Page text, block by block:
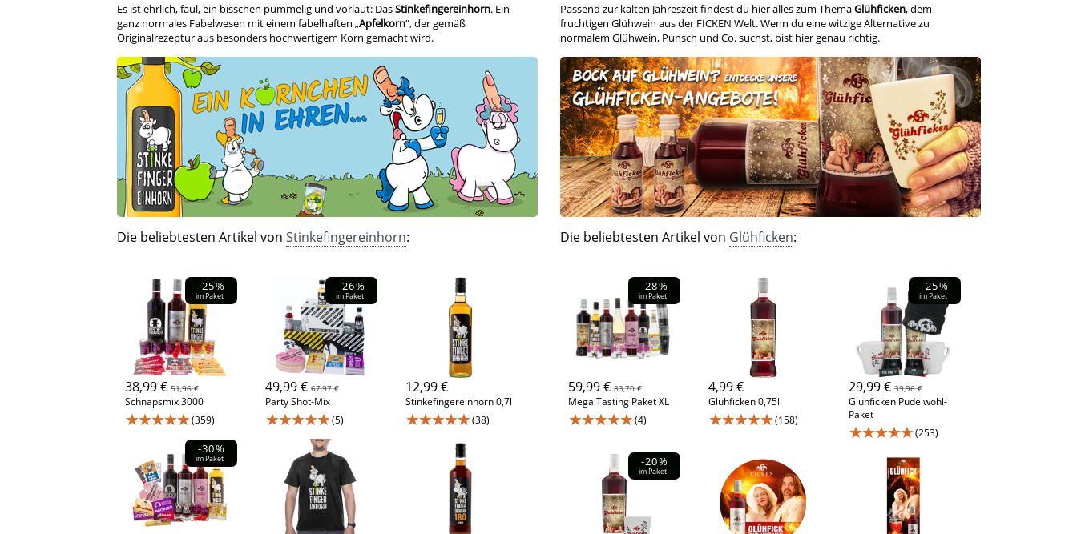
Es ist ehrlich, faul, ein bisschen pummelig und vorlaut: DasStinkefingereinhorn. Ein
ganz normales Fabelwesen mit einem fabelhaften „Apfelkorn“, der gemäß
Originalrezeptur aus besonders hochwertigem Korn gemacht wird.
Die beliebtesten Artikel von Stinkefingereinhorn:
-25%
im Paket
38,99 €51,96 €
Schnapsmix 3000
★★★★★ (359)
-26%
im Paket
49,99 €67,97 €
Party Shot-Mix
★★★★★ (5)
12,99 €
Stinkefingereinhorn 0,7l
★★★★★ (38)
-30%
im Paket
Passend zur kalten Jahreszeit findest du hier alles zum ThemaGlühficken, dem
fruchtigen Glühwein aus der FICKEN Welt. Wenn du eine witzige Alternative zu
normalem Glühwein, Punsch und Co. suchst, bist hier genau richtig.
Die beliebtesten Artikel von Glühficken:
-28%
im Paket
59,99 €83,70 €
Mega Tasting Paket XL
★★★★★ (4)
4,99 €
Glühficken 0,75l
★★★★★ (158)
-25%
im Paket
29,99 €39,96 €
Glühficken Pudelwohl-
Paket
★★★★★ (253)
-20%
im Paket